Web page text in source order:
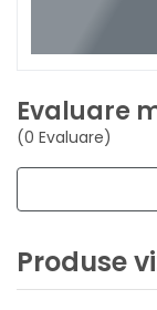
Evaluare
(0 Evaluare)
Produse